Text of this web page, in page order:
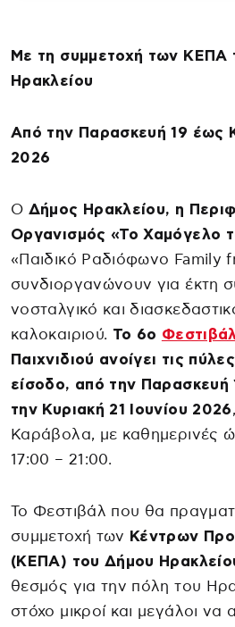
Με τη συμμετοχή των ΚΕΠΑ
Ηρακλείου
Από την Παρασκευή 19 έως
2026
Ο Δήμος Ηρακλείου, η
Οργανισμός «Το Χαμόγελο
«Παιδικό Ραδιόφωνο Family
συνδιοργανώνουν για έκτη
νοσταλγικό και
καλοκαιριού. Το 6ο Φεστιβάλ
Παιχνιδιού ανοίγει τις
είσοδο, από την Παρασκευή
την Κυριακή 21 Ιουνίου 2026
Καράβολα, με καθημερινές
17:00 – 21:00.
Το Φεστιβάλ που θα
συμμετοχή των Κέντρων
(ΚΕΠΑ) του Δήμου
θεσμός για την πόλη του
στόχο μικροί και μεγάλοι να